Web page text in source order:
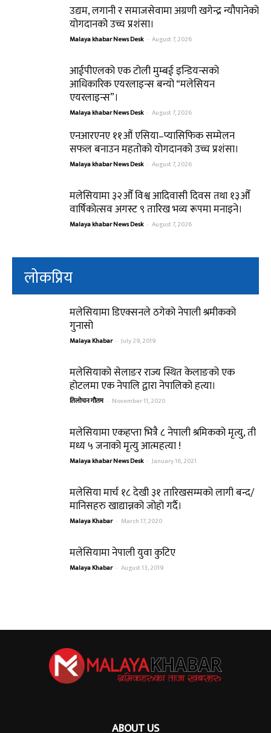
उद्यम, लगानी र समाजसेवामा अग्रणी खगेन्द्र न्यौपानेको
योगदानको उच्च प्रशंसा।
Malaya khabar News Desk - August 7, 2026
आईपीएलको एक टोली मुम्बई इन्डियन्सको
आधिकारिक एयरलाइन्स बन्यो “मलेसियन
एयरलाइन्स”।
Malaya khabar News Desk - August 7, 2026
एनआरएनए ११औं एसिया–प्यासिफिक सम्मेलन
सफल बनाउन महतोको योगदानको उच्च प्रशंसा।
Malaya khabar News Desk - August 7, 2026
मलेसियामा ३२औँ विश्व आदिवासी दिवस तथा १३औँ
वार्षिकोत्सव अगस्ट ९ तारिख भव्य रूपमा मनाइने।
Malaya khabar News Desk - August 7, 2026
लोकप्रिय
मलेसियामा डिएक्सनले ठगेको नेपाली श्रमीकको
गुनासो
Malaya Khabar - July 29, 2019
मलेसियाको सेलाङर राज्य स्थित केलाङको एक
होटलमा एक नेपालि द्वारा नेपालिको हत्या।
तिलोचन गौतम - November 11, 2020
मलेसियामा एकहप्ता भित्रै ८ नेपाली श्रमिकको मृत्यु, ती
मध्य ५ जनाको मृत्यु आत्महत्या !
Malaya khabar News Desk - January 16, 2021
मलेसिया मार्च १८ देखी ३१ तारिखसम्मको लागी बन्द/
मानिसहरु खाद्यान्नको जोहो गर्दै।
Malaya Khabar - March 17, 2020
मलेसियामा नेपाली युवा कुटिए
Malaya Khabar - August 13, 2019
ABOUT US